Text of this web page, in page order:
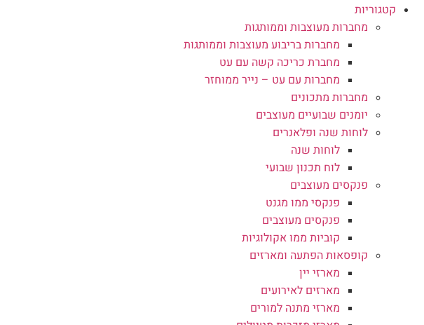
קטגוריות
מחברות מעוצבות וממותגות
מחברות בריבוע מעוצבות וממותגות
מחברת כריכה קשה עם עט
מחברות עם עט – נייר ממוחזר
מחברות מתכונים
יומנים שבועיים מעוצבים
לוחות שנה ופלאנרים
לוחות שנה
לוח תכנון שבועי
פנקסים מעוצבים
פנקסי ממו מגנט
פנקסים מעוצבים
קוביות ממו אקולוגיות
קופסאות הפתעה ומארזים
מארזי יין
מארזים לאירועים
מארזי מתנה למורים